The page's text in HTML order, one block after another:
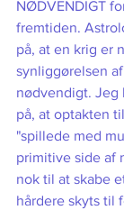
NØDVENDIGT
fremtiden.
på, at en krig er
synliggørelsen
nødvendigt. Jeg
på, at optakten
"spillede med
primitive side
nok til at skabe
hårdere skyts til